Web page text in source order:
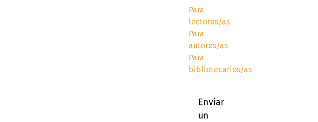
Para
lectores/as
Para
autores/as
Para
bibliotecarios/as
Enviar
un